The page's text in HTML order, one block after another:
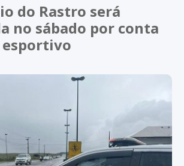
do Rastro será
no sábado por conta